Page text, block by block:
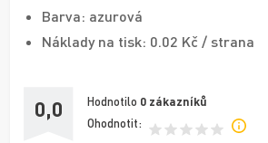
Barva: azurová
Náklady na tisk: 0.02 Kč / strana
0,0 Hodnotilo 0 zákazníků
Ohodnotit: